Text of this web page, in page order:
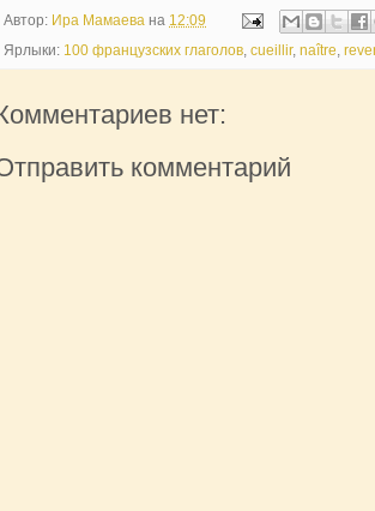
Автор: Ира Мамаева на 12:09
Ярлыки: 100 французских глаголов cueillir, naître
нет:
комментарий